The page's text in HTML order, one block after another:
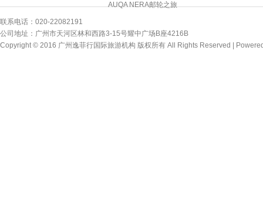
AUQA NERA邮轮之旅
联系电话：020-22082191
公司地址：广州市天河区林和西路3-15号耀中广场B座4216B
Copyright © 2016 广州逸菲行国际旅游机构 版权所有 All Rights Reserved |